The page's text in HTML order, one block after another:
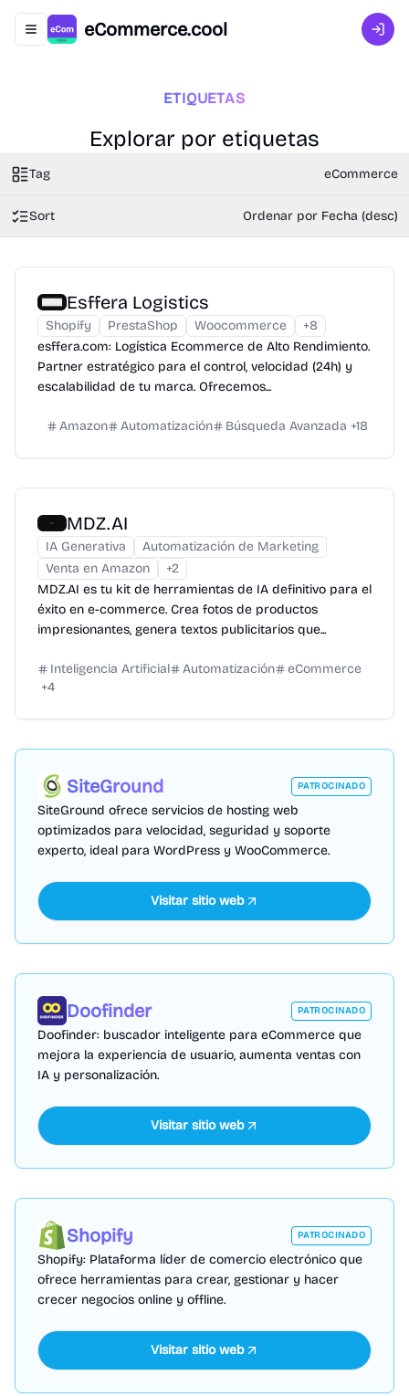
Abrir menú de navegación
eCommerce.cool
ETIQUETAS
Explorar por etiquetas
Tag eCommerce
Sort Ordenar por Fecha (desc)
Esffera Logistics
Shopify PrestaShop Woocommerce +8
esffera.com: Logística Ecommerce de Alto Rendimiento.
Partner estratégico para el control, velocidad (24h) y
escalabilidad de tu marca. Ofrecemos...
Amazon Automatización Búsqueda Avanzada +18
MDZ.AI
IA Generativa
Automatización de Marketing
Venta en Amazon
+2
MDZ.AI es tu kit de herramientas de IA definitivo para el
éxito en e-commerce. Crea fotos de productos
impresionantes, genera textos publicitarios que...
Inteligencia Artificial Automatización
eCommerce
+4
SiteGround PATROCINADO
SiteGround ofrece servicios de hosting web
optimizados para velocidad, seguridad y soporte
experto, ideal para WordPress y WooCommerce.
Visitar sitio web
Doofinder PATROCINADO
Doofinder: buscador inteligente para eCommerce que
mejora la experiencia de usuario, aumenta ventas con
IA y personalización.
Visitar sitio web
Shopify PATROCINADO
Shopify: Plataforma líder de comercio electrónico que
ofrece herramientas para crear, gestionar y hacer
crecer negocios online y offline.
Visitar sitio web